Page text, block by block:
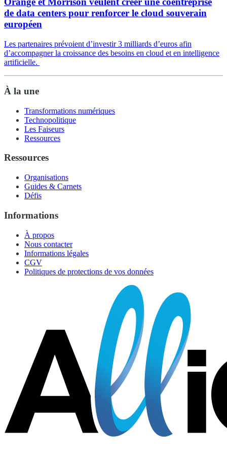
de data centers pour renforcer le cloud souverain
européen
Les partenaires prévoient d’investir 3 milliards d’euros afin
d’accompagner la croissance des besoins en cloud et en intelligence
artificielle.
À la une
Transformations numériques
Technopolitique
Les Faiseurs
Ressources
Ressources
Organisations
Guides & Carnets
Défis
Informations
À propos
Nous contacter
Informations légales
CGV
Politiques de protections de vos données